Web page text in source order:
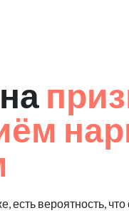
вероятность,